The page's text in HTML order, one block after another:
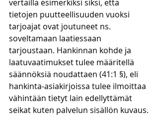
vertailla esimerkiksi siksi, että
tietojen puutteellisuuden vuoksi
tarjoajat ovat joutuneet ns.
soveltamaan laatiessaan
tarjoustaan. Hankinnan kohde ja
laatuvaatimukset tulee määritellä
säännöksiä noudattaen (41:1 §), eli
hankinta-asiakirjoissa tulee ilmoittaa
vähintään tietyt lain edellyttämät
seikat kuten palvelun sisällön kuvaus.